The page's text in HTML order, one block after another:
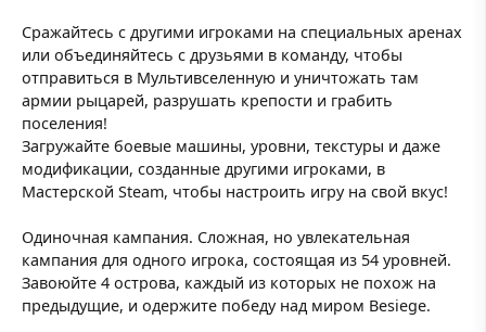
Сражайтесь с другими игроками на специальных аренах
или объединяйтесь с друзьями в команду, чтобы
отправиться в Мультивселенную и уничтожать там
армии рыцарей, разрушать крепости и грабить
поселения!
Загружайте боевые машины, уровни, текстуры и даже
модификации, созданные другими игроками, в
Мастерской Steam, чтобы настроить игру на свой вкус!
Одиночная кампания. Сложная, но увлекательная
кампания для одного игрока, состоящая из 54 уровней.
Завоюйте 4 острова, каждый из которых не похож на
предыдущие, и одержите победу над миром Besiege.